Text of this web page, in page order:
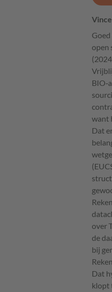
open
want
Dat
over
de
bij
Dat
klopt